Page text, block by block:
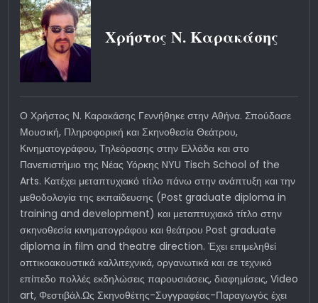
Χρήστος Ν. Καρακάσης
Ο Χρήστος Ν. Καρακάσης Γεννήθηκε στην Αθήνα. Σπούδασε
Μουσική, Πληροφορική και Σκηνοθεσία Θεάτρου,
Κινηματογράφου, Τηλεόρασης στην Ελλάδα και στο
Πανεπιστήμιο της Νέας Υόρκης NYU Tisch School of the
Arts. Κατέχει μεταπτυχιακό τίτλο πάνω στην ανάπτυξη και την
μεθοδολογία της εκπαίδευσης (Post graduate diploma in
training and development) και μεταπτυχιακό τίτλο στην
σκηνοθεσία κινηματογράφου και θεάτρου Post graduate
diploma in film and theatre direction. Έχει επιμεληθεί
οπτικοακουστικά καλλιτεχνικά, οργανωτικά και σε τεχνικό
επίπεδο πολλές εκδηλώσεις παρουσιάσεις, διαφημίσεις, Video
art, Φεστιβάλ.Ως Σκηνοθέτης-Συγγραφέας-Παραγωγός έχει